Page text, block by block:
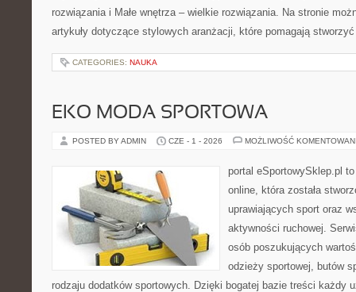
rozwiązania i Małe wnętrza – wielkie rozwiązania. Na stronie
artykuły dotyczące stylowych aranżacji, które pomagają
CATEGORIES: NAUKA
EKO MODA SPORTOWA
POSTED BY ADMIN CZE - 1 - 2026 MOŻLIWOŚĆ
portal eSportowySklep.pl
online, która została
uprawiających sport oraz
aktywności ruchowej.
osób poszukujących
odzieży sportowej, butów
rodzaju dodatków sportowych. Dzięki bogatej bazie treści każdy